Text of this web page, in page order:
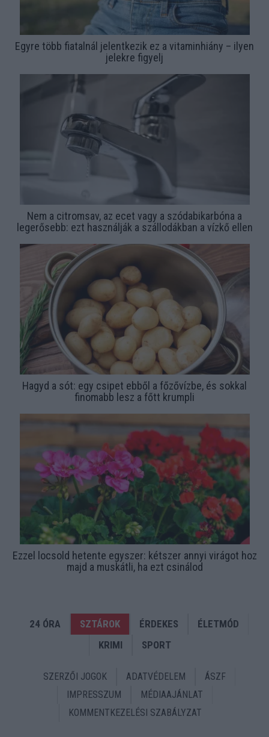
Egyre több fiatalnál jelentkezik ez a vitaminhiány – ilyen
jelekre figyelj
Nem a citromsav, az ecet vagy a szódabikarbóna a
legerősebb: ezt használják a szállodákban a vízkő ellen
Hagyd a sót: egy csipet ebből a főzővízbe, és sokkal
finomabb lesz a főtt krumpli
Ezzel locsold hetente egyszer: kétszer annyi virágot hoz
majd a muskátli, ha ezt csinálod
24 ÓRA SZTÁROK ÉRDEKES
ÉLETMÓD
KRIMI
SPORT
SZERZŐI JOGOK ADATVÉDELEM
ÁSZF
IMPRESSZUM
MÉDIAAJÁNLAT
KOMMENTKEZELÉSI SZABÁLYZAT